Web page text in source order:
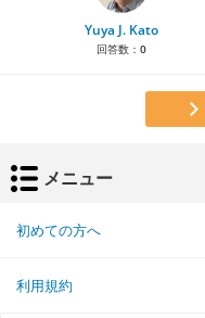
Yuya J. Kato
回答数： 0
メニュー
初めての方へ
利用規約